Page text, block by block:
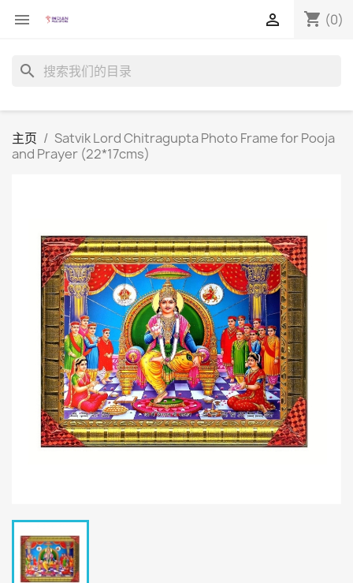
 shopping_cart (0)

search
主页
Satvik Lord Chitragupta Photo Frame for Pooja
and Prayer (22*17cms)